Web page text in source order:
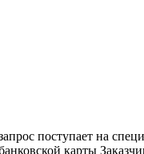
поступает на
карты